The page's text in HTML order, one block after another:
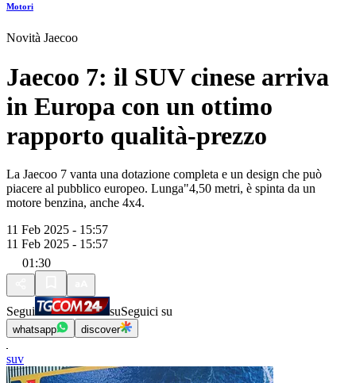
Motori
Novità Jaecoo
Jaecoo 7: il SUV cinese arriva
in Europa con un ottimo
rapporto qualità-prezzo
La Jaecoo 7 vanta una dotazione completa e un design che può
piacere al pubblico europeo. Lunga"4,50 metri, è spinta da un
motore benzina, anche 4x4.
11 Feb 2025 - 15:57
11 Feb 2025 - 15:57
01:30
Segui suSeguici su
whatsapp discover
suv